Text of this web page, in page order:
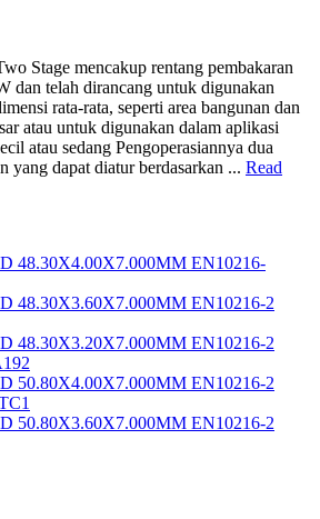
Stage mencakup rentang pembakaran
dan telah dirancang untuk digunakan
rata-rata, seperti area bangunan dan
atau untuk digunakan dalam aplikasi
atau sedang Pengoperasiannya dua
yang dapat diatur berdasarkan ... Read
48.30X4.00X7.000MM EN10216-
48.30X3.60X7.000MM EN10216-2
48.30X3.20X7.000MM EN10216-2
50.80X4.00X7.000MM EN10216-2
50.80X3.60X7.000MM EN10216-2